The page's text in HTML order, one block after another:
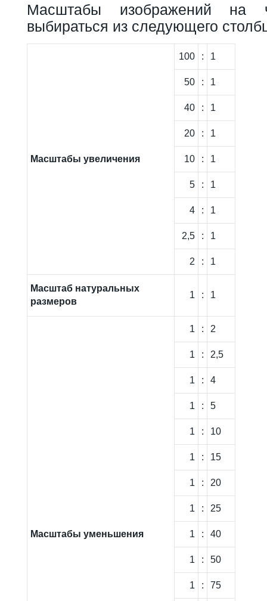
Масштабы изображений на
выбираться из следующего
Масштабы увеличения
100 : 1
50 : 1
40 : 1
20 : 1
10 : 1
5 : 1
4 : 1
2,5 : 1
2 : 1
Масштаб натуральных
размеров
1 : 1
Масштабы уменьшения
1 : 2
1 : 2,5
1 : 4
1 : 5
1 : 10
1 : 15
1 : 20
1 : 25
1 : 40
1 : 50
1 : 75